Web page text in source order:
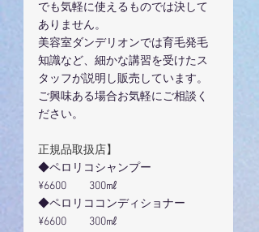
でも気軽に使えるものでは決して
ありません。
美容室ダンデリオンでは育毛発毛
知識など、細かな講習を受けたス
タッフが説明し販売しています。
ご興味ある場合お気軽にご相談く
ださい。
正規品取扱店】
◆ペロリコシャンプー
¥6600　　300㎖
◆ペロリココンディショナー
¥6600　　300㎖